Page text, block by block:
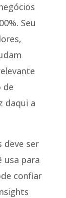
Seu
de
daqui a
deve ser
usa para
confiar